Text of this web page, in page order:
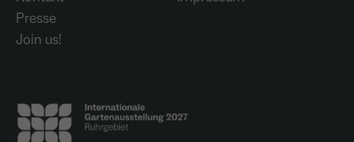
Presse
Join us!